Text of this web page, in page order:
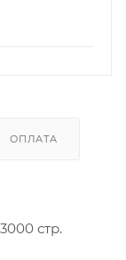
ОПЛАТА
стр.